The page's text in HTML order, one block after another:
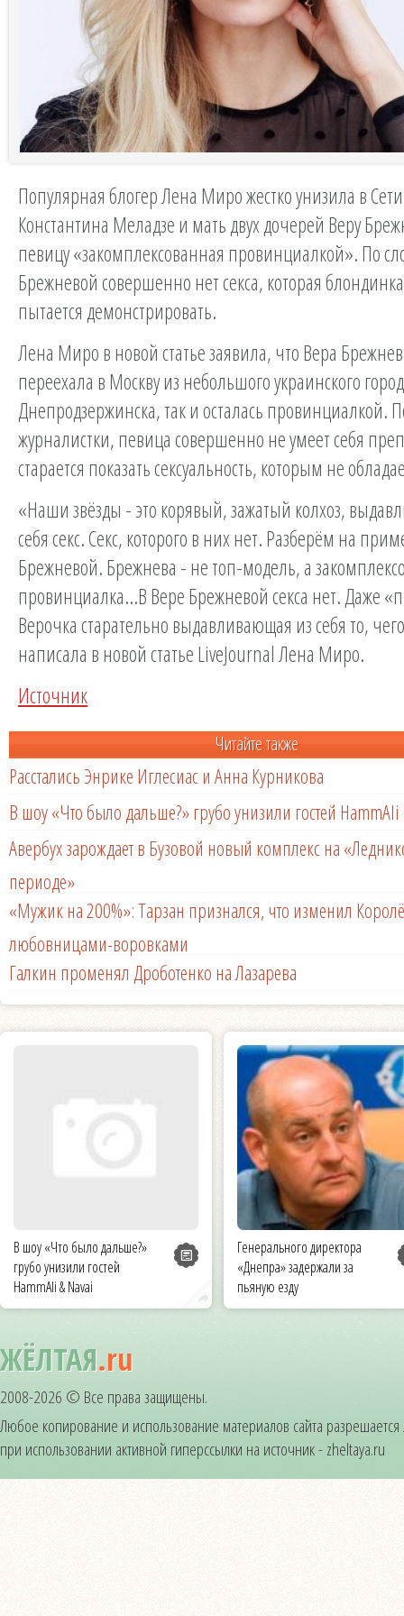
Популярная блогер Лена Миро жестко унизила в Сети
Константина Меладзе и мать двух дочерей Веру
певицу «закомплексованная провинциалкой». По
Брежневой совершенно нет секса, которая
пытается демонстрировать.
Лена Миро в новой статье заявила, что Вера
переехала в Москву из небольшого украинского
Днепродзержинска, так и осталась
журналистки, певица совершенно не умеет себя
старается показать сексуальность, которым не
«Наши звёзды - это корявый, зажатый колхоз,
себя секс. Секс, которого в них нет. Разберём на
Брежневой. Брежнева - не топ-модель, а
провинциалка…В Вере Брежневой секса нет. Даже
Верочка старательно выдавливающая из себя то,
написала в новой статье LiveJournal Лена Миро.
Источник
Читайте также
Расстались Энрике Иглесиас и Анна Курникова
В шоу «Что было дальше?» грубо унизили гостей HammAli
Авербух зарождает в Бузовой новый комплекс на
периоде»
«Мужик на 200%»: Тарзан признался, что изменил
любовницами-воровками
Галкин променял Дроботенко на Лазарева
В шоу «Что было дальше?»
грубо унизили гостей
HammAli & Navai
Генерального директора
«Днепра» задержали за
пьяную езду
ЖЁЛТАЯ.ru
2008-2026 © Все права защищены.
Любое копирование и использование материалов сайта
при использовании активной гиперссылки на источник - zheltaya.ru